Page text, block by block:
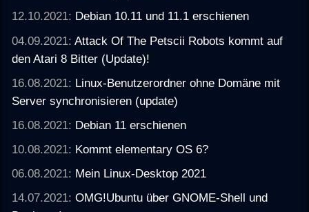
12.10.2021: Debian 10.11 und 11.1 erschienen
04.09.2021:Attack Of The Petscii Robots kommt auf
den Atari 8 Bitter (Update)!
16.08.2021: Linux-Benutzerordner ohne Domäne mit
Server synchronisieren (update)
16.08.2021: Debian 11 erschienen
10.08.2021: Kommt elementary OS 6?
06.08.2021: Mein Linux-Desktop 2021
14.07.2021:OMG!Ubuntu über GNOME-Shell und